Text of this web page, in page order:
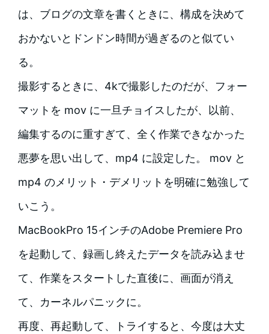
は、ブログの文章を書くときに、構成を決めて
おかないとドンドン時間が過ぎるのと似てい
る。
撮影するときに、4kで撮影したのだが、フォー
マットを mov に一旦チョイスしたが、以前、
編集するのに重すぎて、全く作業できなかった
悪夢を思い出して、mp4 に設定した。 mov と
mp4 のメリット・デメリットを明確に勉強して
いこう。
MacBookPro 15インチのAdobe Premiere Pro
を起動して、録画し終えたデータを読み込ませ
て、作業をスタートした直後に、画面が消え
て、カーネルパニックに。
再度、再起動して、トライすると、今度は大丈